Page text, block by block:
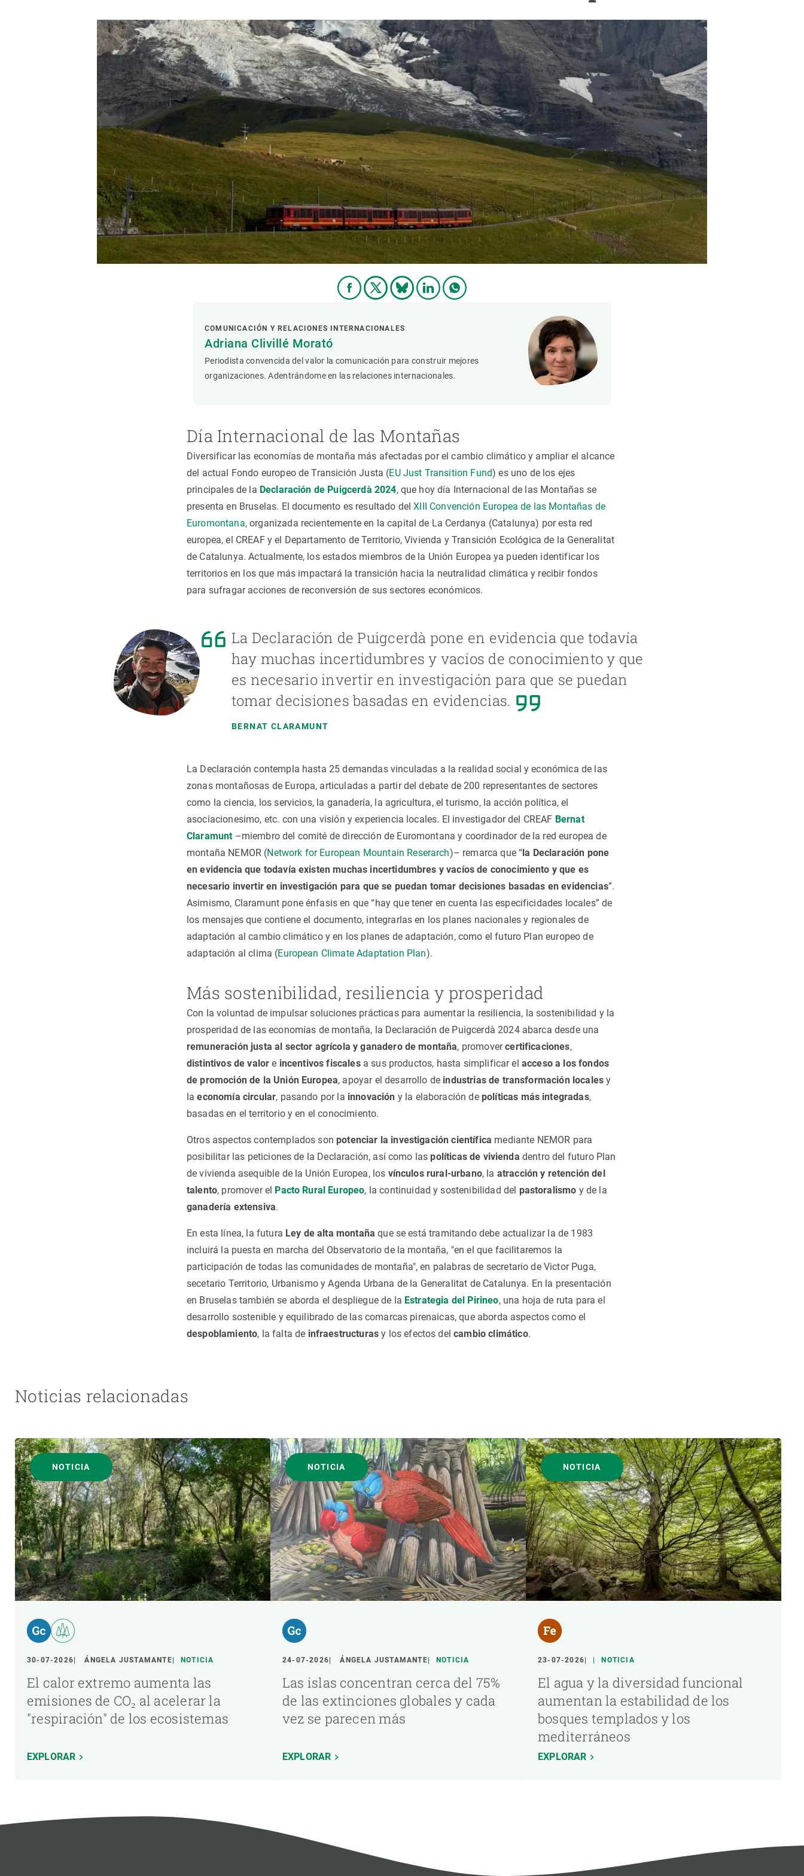
COMUNICACIÓN Y RELACIONES INTERNACIONALES
Adriana Clivillé Morató
Periodista convencida del valor la comunicación para construir mejores
organizaciones. Adentrándome en las relaciones internacionales.
Día Internacional de las Montañas
Diversificar las economías de montaña más afectadas por el cambio climático y ampliar el alcance
del actual Fondo europeo de Transición Justa (EU Just Transition Fund) es uno de los ejes
principales de la Declaración de Puigcerdà 2024, que hoy día Internacional de las Montañas se
presenta en Bruselas. El documento es resultado delXIII Convención Europea de las Montañas de
Euromontana, organizada recientemente en la capital de La Cerdanya (Catalunya) por esta red
europea, el CREAF y el Departamento de Territorio, Vivienda y Transición Ecológica de la Generalitat
de Catalunya. Actualmente, los estados miembros de la Unión Europea ya pueden identificar los
territorios en los que más impactará la transición hacia la neutralidad climática y recibir fondos
para sufragar acciones de reconversión de sus sectores económicos.
La Declaración de Puigcerdà pone en evidencia que todavía
hay muchas incertidumbres y vacíos de conocimiento y que
es necesario invertir en investigación para que se puedan
tomar decisiones basadas en evidencias.
BERNAT CLARAMUNT
La Declaración contempla hasta 25 demandas vinculadas a la realidad social y económica de las
zonas montañosas de Europa, articuladas a partir del debate de 200 representantes de sectores
como la ciencia, los servicios, la ganadería, la agricultura, el turismo, la acción política, el
asociacionesimo, etc. con una visión y experiencia locales. El investigador del CREAF Bernat
Claramunt–miembro del comité de dirección de Euromontana y coordinador de la red europea de
montaña NEMOR (Network for European Mountain Reserarch)– remarca que “la Declaración pone
en evidencia que todavía existen muchas incertidumbres y vacíos de conocimiento y que es
necesario invertir en investigación para que se puedan tomar decisiones basadas en evidencias”.
Asimismo, Claramunt pone énfasis en que “hay que tener en cuenta las especificidades locales” de
los mensajes que contiene el documento, integrarlas en los planes nacionales y regionales de
adaptación al cambio climático y en los planes de adaptación, como el futuro Plan europeo de
adaptación al clima (European Climate Adaptation Plan).
Más sostenibilidad, resiliencia y prosperidad
Con la voluntad de impulsar soluciones prácticas para aumentar la resiliencia, la sostenibilidad y la
prosperidad de las economías de montaña, la Declaración de Puigcerdà 2024 abarca desde una
remuneración justa al sector agrícola y ganadero de montaña, promovercertificaciones,
distintivos de valor e incentivos fiscalesa sus productos, hasta simplificar el acceso a los fondos
de promoción de la Unión Europea, apoyar el desarrollo de industrias de transformación locales y
laeconomía circular, pasando por la innovación y la elaboración de políticas más integradas,
basadas en el territorio y en el conocimiento.
Otros aspectos contemplados sonpotenciar la investigación científica mediante NEMOR para
posibilitar las peticiones de la Declaración, así como laspolíticas de vivienda dentro del futuro Plan
de vivienda asequible de la Unión Europea, los vínculos rural-urbano, la atracción y retención del
talento, promover el Pacto Rural Europeo, la continuidad y sostenibilidad del pastoralismo y de la
ganadería extensiva.
En esta línea, la futura Ley de alta montaña que se está tramitando debe actualizar la de 1983
incluirá la puesta en marcha del Observatorio de la montaña, "en el que facilitaremos la
participación de todas las comunidades de montaña", en palabras de secretario de Victor Puga,
secetario Territorio, Urbanismo y Agenda Urbana de la Generalitat de Catalunya. En la presentación
en Bruselas también se aborda el despliegue de la Estrategia del Pirineo, una hoja de ruta para el
desarrollo sostenible y equilibrado de las comarcas pirenaicas, que aborda aspectos como el
despoblamiento, la falta de infraestructurasy los efectos delcambio climático.
Noticias relacionadas
NOTICIA
30-07-2026 ÁNGELA JUSTAMANTE NOTICIA
El calor extremo aumenta las
emisiones de CO₂ al acelerar la
"respiración" de los ecosistemas
EXPLORAR
NOTICIA
24-07-2026 ÁNGELA JUSTAMANTE NOTICIA
Las islas concentran cerca del 75%
de las extinciones globales y cada
vez se parecen más
EXPLORAR
NOTICIA
23-07-2026 NOTICIA
El agua y la diversidad funcional
aumentan la estabilidad de los
bosques templados y los
mediterráneos
EXPLORAR
Equidad, Diversidad e Inclusión (EDI)
Oficina de prensa
Ciencia abierta y gestión del conocimiento
Documentación
Temas transversales
Publicaciones
Synthesis Actions
Programa de másteres y doctorado
Visitante o sabático
Un lugar donde crecer
Desarrollo de carrera
Seminarios y actividades internas
Te ofrecemos formación
NOTICIAS Y AGENDA
Eventos anteriores
Cambio global
Funcionamiento de los ecosistemas